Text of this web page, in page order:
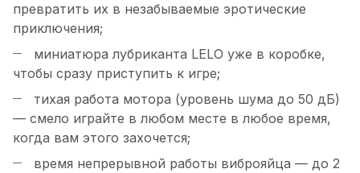
превратить их в незабываемые эротические
приключения;
миниатюра лубриканта LELO уже в коробке,
чтобы сразу приступить к игре;
тихая работа мотора (уровень шума до 50 дБ)
— смело играйте в любом месте в любое время,
когда вам этого захочется;
время непрерывной работы виброяйца — до 2